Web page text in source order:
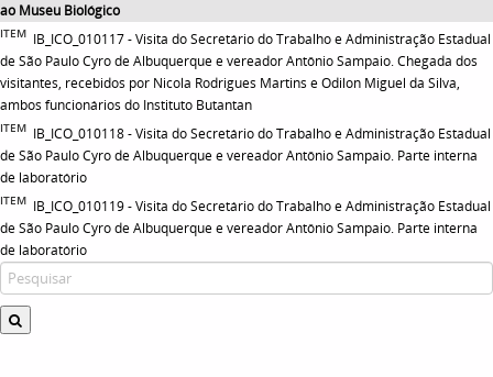
ao Museu Biológico
ITEM IB_ICO_010117 - Visita do Secretário do Trabalho e Administração Estadual
de São Paulo Cyro de Albuquerque e vereador Antônio Sampaio. Chegada dos
visitantes, recebidos por Nicola Rodrigues Martins e Odilon Miguel da Silva,
ambos funcionários do Instituto Butantan
ITEM IB_ICO_010118 - Visita do Secretário do Trabalho e Administração Estadual
de São Paulo Cyro de Albuquerque e vereador Antônio Sampaio. Parte interna
de laboratório
ITEM IB_ICO_010119 - Visita do Secretário do Trabalho e Administração Estadual
de São Paulo Cyro de Albuquerque e vereador Antônio Sampaio. Parte interna
de laboratório